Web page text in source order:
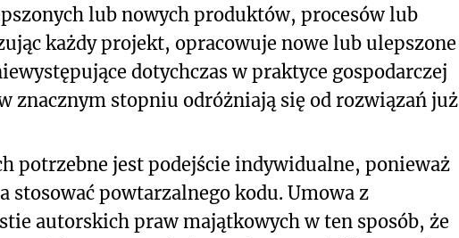
lub nowych produktów, procesów lub
każdy projekt, opracowuje nowe lub ulepszone
dotychczas w praktyce gospodarczej
znacznym stopniu odróżniają się od rozwiązań już
potrzebne jest podejście indywidualne, ponieważ
stosować powtarzalnego kodu. Umowa z
autorskich praw majątkowych w ten sposób, że